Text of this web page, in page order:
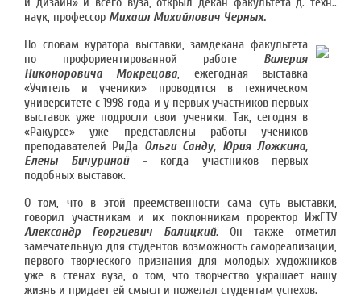
наук, профессор Михаил Михайлович Черных.
По словам куратора выставки, замдекана факультета
по профориентированной работе Валерия
Никоноровича Мокрецова, ежегодная выставка
«Учитель и ученики» проводится в техническом
университете с 1998 года и у первых участников первых
выставок уже подросли свои ученики. Так, сегодня в
«Ракурсе» уже представлены работы учеников
преподавателей РиДа Ольги Санду, Юрия Ложкина,
Елены Бичуриной - когда участников первых
подобных выставок.
О том, что в этой преемственности сама суть выставки,
говорил участникам и их поклонникам проректор ИжГТУ
Александр Георгиевич Балицкий. Он также отметил
замечательную для студентов возможность самореализации,
первого творческого признания для молодых художников
уже в стенах вуза, о том, что творчество украшает нашу
жизнь и придает ей смысл и пожелал студентам успехов.